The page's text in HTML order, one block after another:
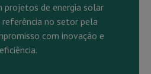
projetos de energia solar
no setor pela
com inovação e
eficiência.